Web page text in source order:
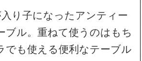
り子になったアンティー
ブル。重ねて使うのはもち
でも使える便利なテーブル